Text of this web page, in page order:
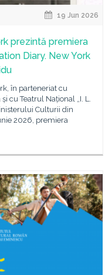
19 Jun 2026
prezintă premiera
Diary. New York
în parteneriat cu
cu Teatrul Național „I. L.
Culturii din
2026, premiera